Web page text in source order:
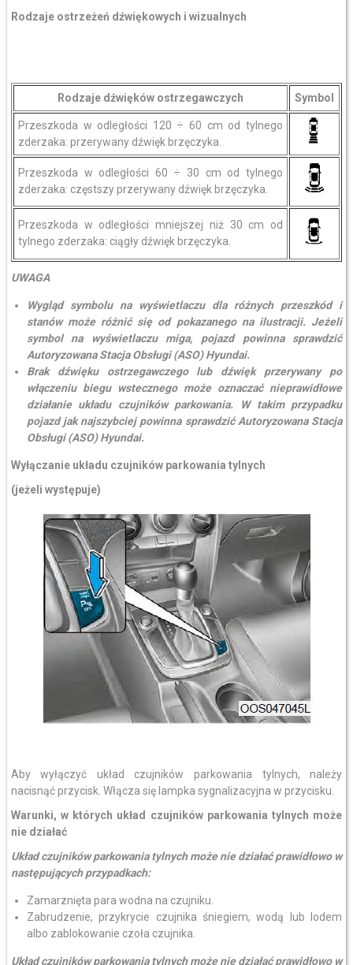
Rodzaje ostrzeżeń dźwiękowych i wizualnych
Rodzaje dźwięków ostrzegawczych Symbol
Przeszkoda w odległości 120 ÷ 60 cm od tylnego
zderzaka: przerywany dźwięk brzęczyka.
Przeszkoda w odległości 60 ÷ 30 cm od tylnego
zderzaka: częstszy przerywany dźwięk brzęczyka.
Przeszkoda w odległości mniejszej niż 30 cm od
tylnego zderzaka: ciągły dźwięk brzęczyka.
UWAGA
Wygląd symbolu na wyświetlaczu dla różnych przeszkód i
stanów może różnić się od pokazanego na ilustracji. Jeżeli
symbol na wyświetlaczu miga, pojazd powinna sprawdzić
Autoryzowana Stacja Obsługi (ASO) Hyundai.
Brak dźwięku ostrzegawczego lub dźwięk przerywany po
włączeniu biegu wstecznego może oznaczać nieprawidłowe
działanie układu czujników parkowania. W takim przypadku
pojazd jak najszybciej powinna sprawdzić Autoryzowana Stacja
Obsługi (ASO) Hyundai.
Wyłączanie układu czujników parkowania tylnych
(jeżeli występuje)
Aby wyłączyć układ czujników parkowania tylnych, należy
nacisnąć przycisk. Włącza się lampka sygnalizacyjna w przycisku.
Warunki, w których układ czujników parkowania tylnych może
nie działać
Układ czujników parkowania tylnych może nie działać prawidłowo w
następujących przypadkach:
Zamarznięta para wodna na czujniku.
Zabrudzenie, przykrycie czujnika śniegiem, wodą lub lodem
albo zablokowanie czoła czujnika.
Układ czujników parkowania tylnych może nie działać prawidłowo w